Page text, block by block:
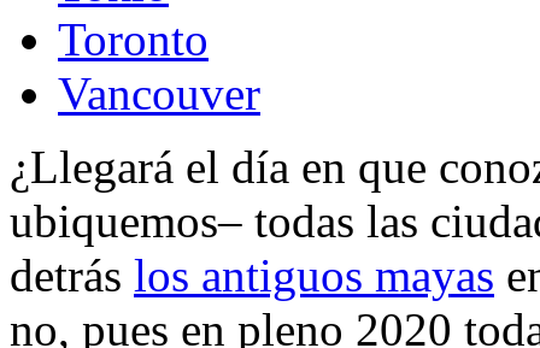
Toronto
Vancouver
¿Llegará el día en que
ubiquemos– todas las
detrás los antiguos mayas
no, pues en pleno 2020